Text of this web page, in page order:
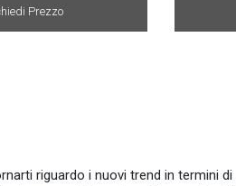
Prezzo
riguardo i nuovi trend in termini di